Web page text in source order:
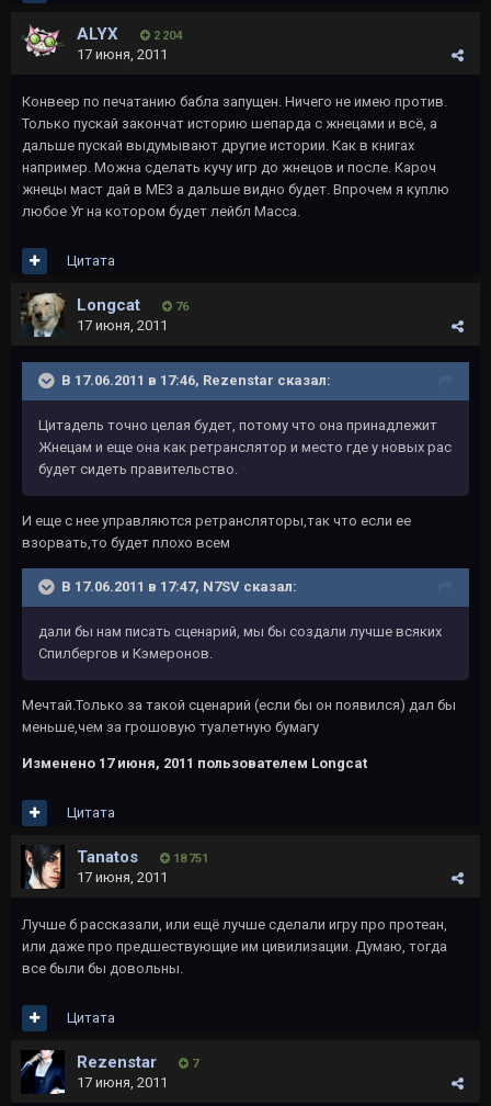
ALYX 2 204
17 июня, 2011
Конвеер по печатанию бабла запущен. Ничего не имею против.
Только пускай закончат историю шепарда с жнецами и всё, а
дальше пускай выдумывают другие истории. Как в книгах
например. Можна сделать кучу игр до жнецов и после. Кароч
жнецы маст дай в МЕ3 а дальше видно будет. Впрочем я куплю
любое Уг на котором будет лейбл Масса.
Цитата
Longcat 76
17 июня, 2011
В 17.06.2011 в 17:46, Rezenstar сказал:
Цитадель точно целая будет, потому что она принадлежит
Жнецам и еще она как ретранслятор и место где у новых рас
будет сидеть правительство.
И еще с нее управляются ретрансляторы,так что если ее
взорвать,то будет плохо всем
В 17.06.2011 в 17:47, N7SV сказал:
дали бы нам писать сценарий, мы бы создали лучше всяких
Спилбергов и Кэмеронов.
Мечтай.Только за такой сценарий (если бы он появился) дал бы
меньше,чем за грошовую туалетную бумагу
Изменено 17 июня, 2011 пользователем Longcat
Цитата
Tanatos 18 751
17 июня, 2011
Лучше б рассказали, или ещё лучше сделали игру про протеан,
или даже про предшествующие им цивилизации. Думаю, тогда
все были бы довольны.
Цитата
Rezenstar 7
17 июня, 2011